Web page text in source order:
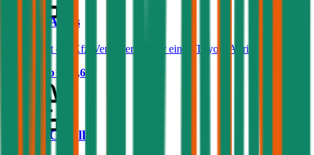
Toyota Auris
Was kostet die Kfz-Versicherung für einen Toyota Auris?
Prämie ab
€ 49,68
Toyota Corolla